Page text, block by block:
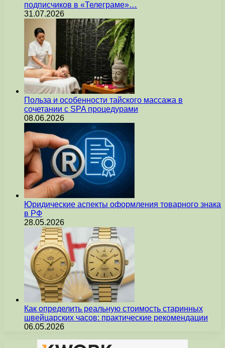
подписчиков в «Телеграме»…
31.07.2026
Польза и особенности тайского массажа в
сочетании с SPA процедурами
08.06.2026
Юридические аспекты оформления товарного знака
в РФ
28.05.2026
Как определить реальную стоимость старинных
швейцарских часов: практические рекомендации
06.05.2026